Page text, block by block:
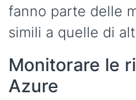
fanno parte delle
simili a quelle di
Monitorare le
Azure